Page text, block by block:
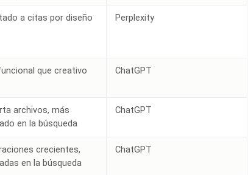
a citas por diseño Perplexity
que creativo ChatGPT
archivos, más
en la búsqueda
ChatGPT
crecientes,
en la búsqueda
ChatGPT